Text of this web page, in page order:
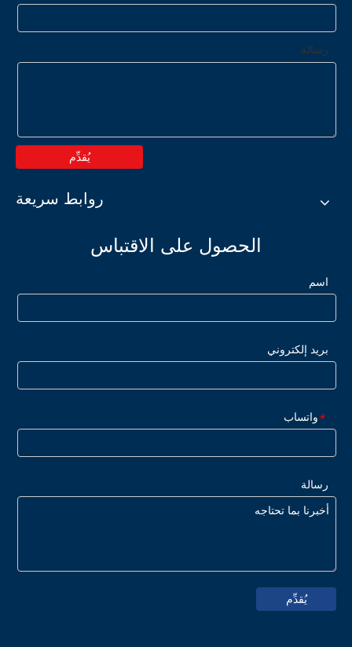
رسالة
يُقدِّم
روابط سريعة
الحصول على الاقتباس
اسم
بريد إلكتروني
*واتساب
رسالة
يُقدِّم